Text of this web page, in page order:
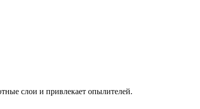
слои и привлекает опылителей.